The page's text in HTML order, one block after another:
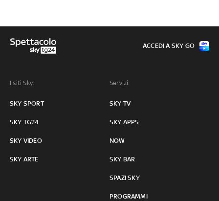
I siti Sky:
SKY SPORT
SKY TG24
SKY VIDEO
SKY ARTE
Servizi:
SKY TV
SKY APPS
NOW
SKY BAR
SPAZI SKY
PROGRAMMI
ACCEDI A SKY GO